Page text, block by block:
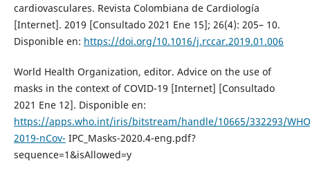
cardiovasculares. Revista Colombiana de Cardiología
[Internet]. 2019 [Consultado 2021 Ene 15]; 26(4): 205– 10.
Disponible en: https://doi.org/10.1016/j.rccar.2019.01.006
World Health Organization, editor. Advice on the use of
masks in the context of COVID-19 [Internet] [Consultado
2021 Ene 12]. Disponible en:
https://apps.who.int/iris/bitstream/handle/10665/332293/
2019-nCov- IPC_Masks-2020.4-eng.pdf?
sequence=1&isAllowed=y